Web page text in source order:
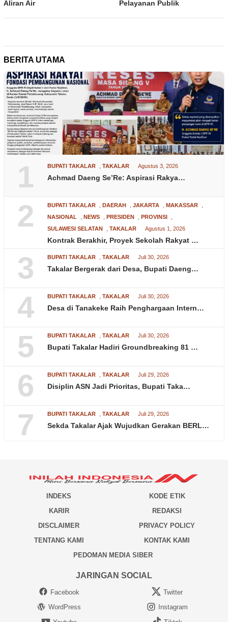
Aliran Air
Pelayanan Publik
BERITA UTAMA
1 BUPATI TAKALAR TAKALAR Agustus 3, 2026
Achmad Daeng Se’Re: Aspirasi Rakya…
2 BUPATI TAKALAR DAERAH JAKARTA MAKASSAR
NASIONAL
NEWS PRESIDEN PROVINSI
SULAWESI SELATAN
TAKALAR Agustus 1, 2026
Kontrak Berakhir, Proyek Sekolah Rakyat …
3 BUPATI TAKALAR TAKALAR Juli 30, 2026
Takalar Bergerak dari Desa, Bupati Daeng…
4 BUPATI TAKALAR TAKALAR Juli 30, 2026
Desa di Tanakeke Raih Penghargaan Intern…
5 BUPATI TAKALAR TAKALAR Juli 30, 2026
Bupati Takalar Hadiri Groundbreaking 81 …
6 BUPATI TAKALAR TAKALAR Juli 29, 2026
Disiplin ASN Jadi Prioritas, Bupati Taka…
7 BUPATI TAKALAR TAKALAR Juli 29, 2026
Sekda Takalar Ajak Wujudkan Gerakan BERL…
INDEKS
KODE ETIK
KARIR
REDAKSI
DISCLAIMER
PRIVACY POLICY
TENTANG KAMI
KONTAK KAMI
PEDOMAN MEDIA SIBER
JARINGAN SOCIAL
Facebook
Twitter
WordPress
Instagram